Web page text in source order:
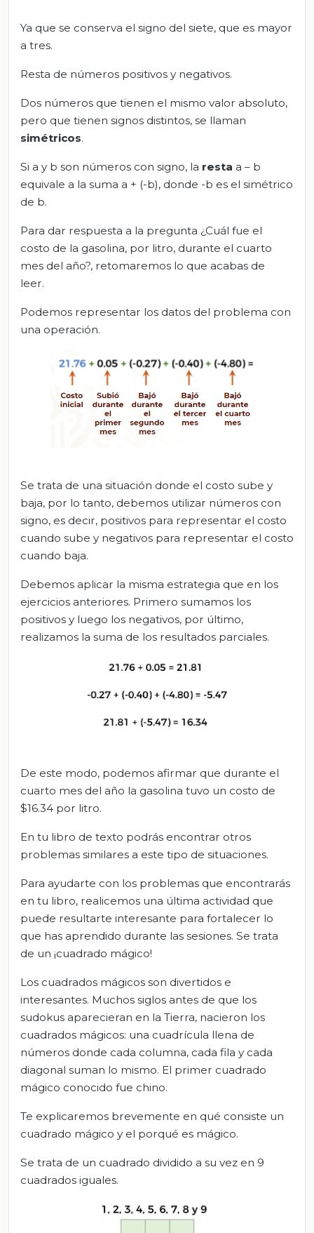
Ya que se conserva el signo del siete, que es mayor
a tres.
Resta de números positivos y negativos.
Dos números que tienen el mismo valor absoluto,
pero que tienen signos distintos, se llaman
simétricos.
Si a y b son números con signo, la resta a – b
equivale a la suma a + (-b), donde -b es el simétrico
de b.
Para dar respuesta a la pregunta ¿Cuál fue el
costo de la gasolina, por litro, durante el cuarto
mes del año?, retomaremos lo que acabas de
leer.
Podemos representar los datos del problema con
una operación.
Se trata de una situación donde el costo sube y
baja, por lo tanto, debemos utilizar números con
signo, es decir, positivos para representar el costo
cuando sube y negativos para representar el costo
cuando baja.
Debemos aplicar la misma estrategia que en los
ejercicios anteriores. Primero sumamos los
positivos y luego los negativos, por último,
realizamos la suma de los resultados parciales.
De este modo, podemos afirmar que durante el
cuarto mes del año la gasolina tuvo un costo de
$16.34 por litro.
En tu libro de texto podrás encontrar otros
problemas similares a este tipo de situaciones.
Para ayudarte con los problemas que encontrarás
en tu libro, realicemos una última actividad que
puede resultarte interesante para fortalecer lo
que has aprendido durante las sesiones. Se trata
de un ¡cuadrado mágico!
Los cuadrados mágicos son divertidos e
interesantes. Muchos siglos antes de que los
sudokus aparecieran en la Tierra, nacieron los
cuadrados mágicos: una cuadrícula llena de
números donde cada columna, cada fila y cada
diagonal suman lo mismo. El primer cuadrado
mágico conocido fue chino.
Te explicaremos brevemente en qué consiste un
cuadrado mágico y el porqué es mágico.
Se trata de un cuadrado dividido a su vez en 9
cuadrados iguales.